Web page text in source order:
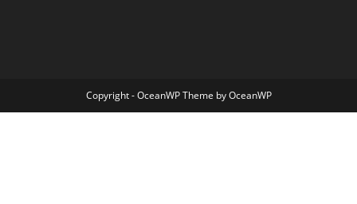
Copyright - OceanWP Theme by OceanWP